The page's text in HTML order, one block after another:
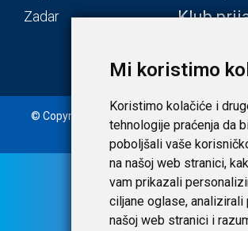
Mi koristimo
Koristimo kolačiće i
tehnologije praćenja da
poboljšali vaše
na našoj web stranici,
vam prikazali
ciljane oglase, analizirali
našoj web stranici i
Zadar
Klub
© Copyright 2020. Laudato d.o.o. | Tečaj
7,53450 HRK | Uvjeti i